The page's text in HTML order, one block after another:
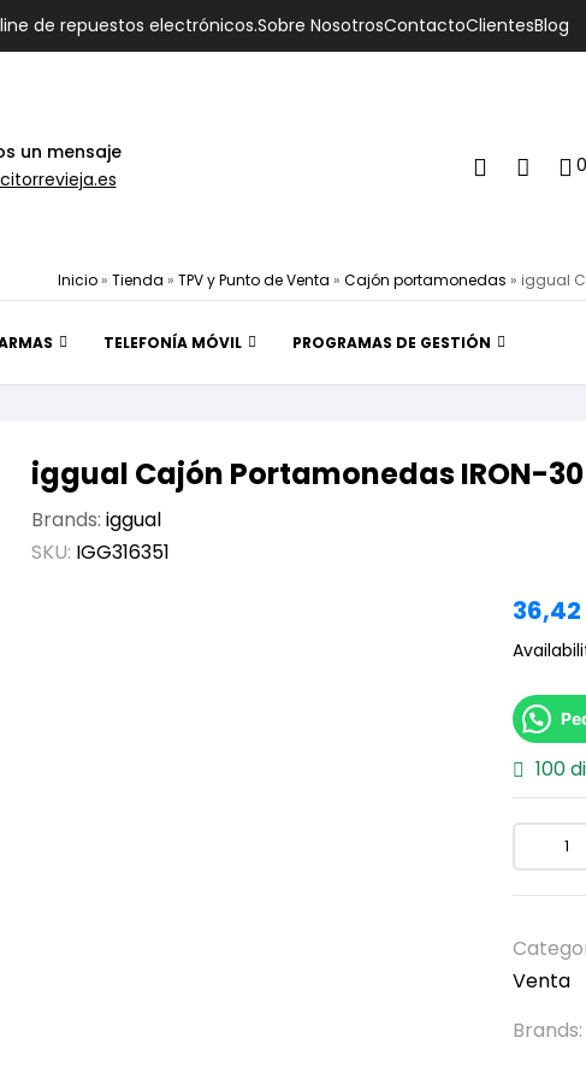
de repuestos electrónicos.Sobre NosotrosContactoClientesBlog
un mensaje
0
Inicio » Tienda » TPV y Punto de Venta » Cajón portamonedas » iggual
TELEFONÍA MÓVIL PROGRAMAS DE GESTIÓN
iggual Cajón Portamonedas IRON-
Brands: iggual
SKU: IGG316351
36,42
100
Venta
Brands: